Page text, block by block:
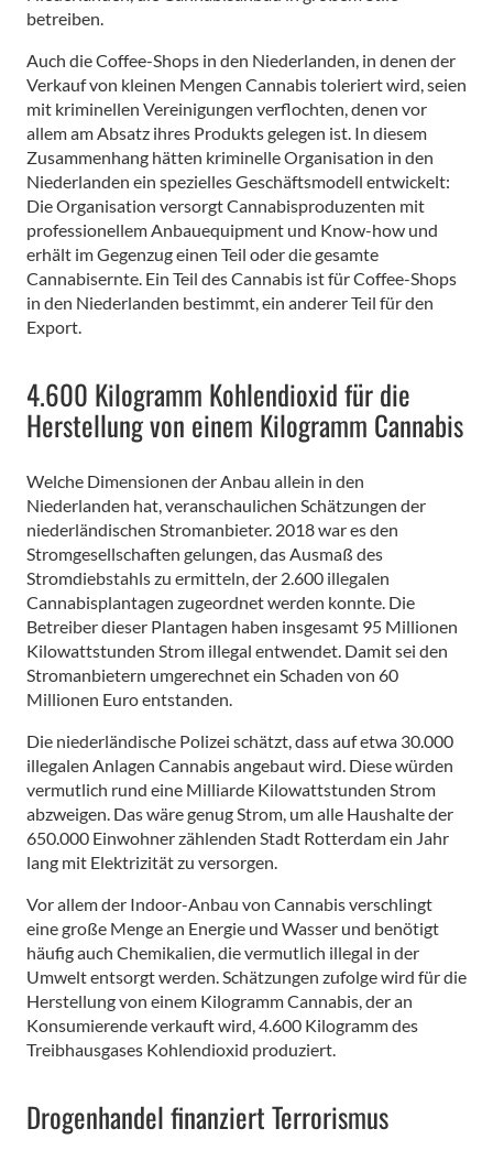
betreiben.
Auch die Coffee-Shops in den Niederlanden, in denen der
Verkauf von kleinen Mengen Cannabis toleriert wird, seien
mit kriminellen Vereinigungen verflochten, denen vor
allem am Absatz ihres Produkts gelegen ist. In diesem
Zusammenhang hätten kriminelle Organisation in den
Niederlanden ein spezielles Geschäftsmodell entwickelt:
Die Organisation versorgt Cannabisproduzenten mit
professionellem Anbauequipment und Know-how und
erhält im Gegenzug einen Teil oder die gesamte
Cannabisernte. Ein Teil des Cannabis ist für Coffee-Shops
in den Niederlanden bestimmt, ein anderer Teil für den
Export.
4.600 Kilogramm Kohlendioxid für die
Herstellung von einem Kilogramm Cannabis
Welche Dimensionen der Anbau allein in den
Niederlanden hat, veranschaulichen Schätzungen der
niederländischen Stromanbieter. 2018 war es den
Stromgesellschaften gelungen, das Ausmaß des
Stromdiebstahls zu ermitteln, der 2.600 illegalen
Cannabisplantagen zugeordnet werden konnte. Die
Betreiber dieser Plantagen haben insgesamt 95 Millionen
Kilowattstunden Strom illegal entwendet. Damit sei den
Stromanbietern umgerechnet ein Schaden von 60
Millionen Euro entstanden.
Die niederländische Polizei schätzt, dass auf etwa 30.000
illegalen Anlagen Cannabis angebaut wird. Diese würden
vermutlich rund eine Milliarde Kilowattstunden Strom
abzweigen. Das wäre genug Strom, um alle Haushalte der
650.000 Einwohner zählenden Stadt Rotterdam ein Jahr
lang mit Elektrizität zu versorgen.
Vor allem der Indoor-Anbau von Cannabis verschlingt
eine große Menge an Energie und Wasser und benötigt
häufig auch Chemikalien, die vermutlich illegal in der
Umwelt entsorgt werden. Schätzungen zufolge wird für die
Herstellung von einem Kilogramm Cannabis, der an
Konsumierende verkauft wird, 4.600 Kilogramm des
Treibhausgases Kohlendioxid produziert.
Drogenhandel finanziert Terrorismus